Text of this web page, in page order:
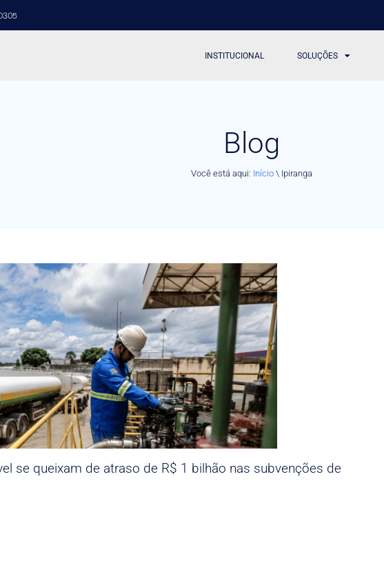
INSTITUCIONAL SOLUÇÕES
Blog
Você está aqui: Início \ Ipiranga
se queixam de atraso de R$ 1 bilhão nas subvenções de